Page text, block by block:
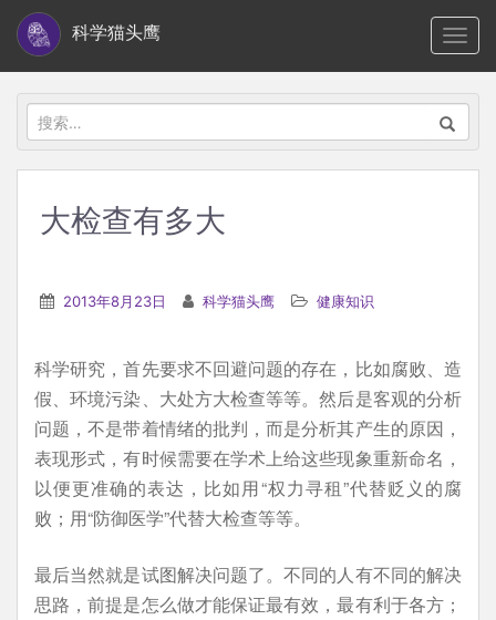
i
科学猫头鹰
搜
索：
大检查有多大
2013年8月23日 科学猫头鹰 健康知识
科学研究，首先要求不回避问题的存在，比如腐败、造
假、环境污染、大处方大检查等等。然后是客观的分析
问题，不是带着情绪的批判，而是分析其产生的原因，
表现形式，有时候需要在学术上给这些现象重新命名，
以便更准确的表达，比如用“权力寻租”代替贬义的腐
败；用“防御医学”代替大检查等等。
最后当然就是试图解决问题了。不同的人有不同的解决
思路，前提是怎么做才能保证最有效，最有利于各方；